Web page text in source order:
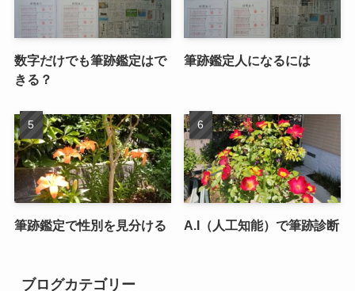
数字だけでも筆跡鑑定はで
きる？
筆跡鑑定人になるには
筆跡鑑定で性別を見分ける A.I（人工知能）で筆跡診断
ブログカテゴリー